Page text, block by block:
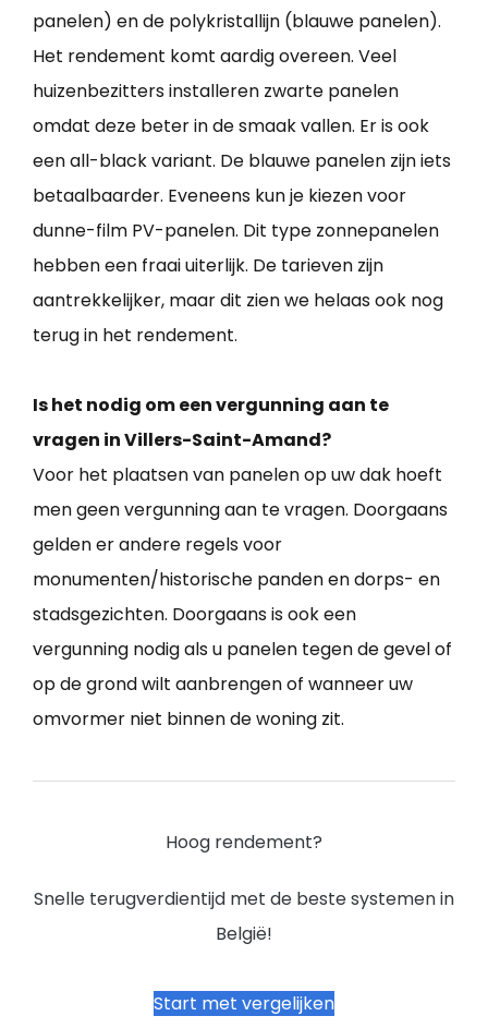
panelen) en de polykristallijn (blauwe panelen).
Het rendement komt aardig overeen. Veel
huizenbezitters installeren zwarte panelen
omdat deze beter in de smaak vallen. Er is ook
een all-black variant. De blauwe panelen zijn iets
betaalbaarder. Eveneens kun je kiezen voor
dunne-film PV-panelen. Dit type zonnepanelen
hebben een fraai uiterlijk. De tarieven zijn
aantrekkelijker, maar dit zien we helaas ook nog
terug in het rendement.
Is het nodig om een vergunning aan te
vragen in Villers-Saint-Amand?
Voor het plaatsen van panelen op uw dak hoeft
men geen vergunning aan te vragen. Doorgaans
gelden er andere regels voor
monumenten/historische panden en dorps- en
stadsgezichten. Doorgaans is ook een
vergunning nodig als u panelen tegen de gevel of
op de grond wilt aanbrengen of wanneer uw
omvormer niet binnen de woning zit.
Hoog rendement?
Snelle terugverdientijd met de beste systemen in
België!
Start met vergelijken